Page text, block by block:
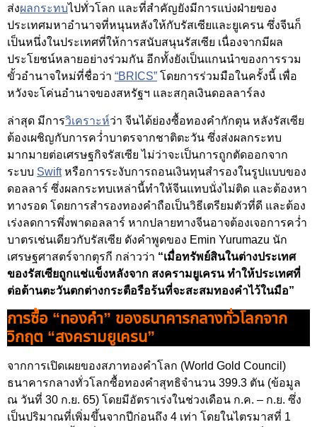
ส่งผลกระทบไปทั่วโลก และที่สำคัญยังมีการแบ่งฝ่ายของ
ประเทศมหาอำนาจที่หนุนหลังให้กับรัสเซียและยูเครน ซึ่งจีนก็
เป็นหนึ่งในประเทศที่ให้การสนับสนุนรัสเซีย เนื่องจากมีผล
ประโยชน์หลายอย่างร่วมกัน อีกทั้งยังเป็นแกนนำของการรวม
ขั้วอำนาจใหม่ที่ชื่อว่า “BRICS” โดยการร่วมมือในครั้งนี้ เพื่อ
หวังจะโค่นอำนาจของสหรัฐฯ และสกุลเงินดอลลาร์ลง
ล่าสุด มีการวิเคราะห์ว่า จีนได้ย่องซื้อทองคำกักตุน หลังรัสเซีย
ต้องเผชิญกับการคว่ำบาตรจากชาติตะวัน ซึ่งส่งผลกระทบ
มากมายต่อเศรษฐกิจรัสเซีย ไม่ว่าจะเป็นการถูกตัดออกจาก
ระบบ Swiftหรือการระงับการถอนเงินทุนสำรองในรูปแบบของ
ดอลลาร์ ซึ่งผลกระทบเหล่านี้ทำให้จีนแทบนั่งไม่ติด และต้องหา
ทางรอด โดยการสำรองทองคำถือเป็นวิธีเตรียมตัวที่ดี และต้อง
เร่งลดการพึ่งพาดอลลาร์ หากปลายทางจีนอาจต้องเจอการคว่ำ
บาตรเช่นเดียวกับรัสเซีย ดังคำพูดของ Emin Yurumazu นัก
เศรษฐศาสตร์จากตุรกี กล่าวว่า “เมื่อทรัพย์สินในต่างประเทศ
ของรัสเซียถูกแช่แข็งหลังจาก สงครามยูเครน ทำให้ประเทศที่
ต่อต้านตะวันตกต่างกระตือรือร้นที่จะสะสมทองคำไว้ในมือ”
การซื้อ “ทองคำ” ของธนาคารกลางทั่วโลกจาก
วิกฤต “สงครามยูเครน”
จากการเปิดเผยของสภาทองคำโลก (World Gold Council)
ธนาคารกลางทั่วโลกซื้อทองคำสุทธิจำนวน 399.3 ตัน (ข้อมูล
ณ วันที่ 30 ก.ย. 65) โดยมีอัตราเร่งในช่วงเดือน ก.ค. – ก.ย. ซึ่ง
เป็นปริมาณที่เพิ่มขึ้นจากปีก่อนถึง 4 เท่า โดยในไตรมาสที่ 1